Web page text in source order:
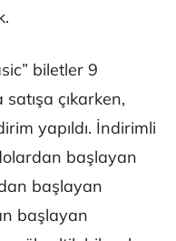
biletler 9
çıkarken,
yapıldı. İndirimli
başlayan
başlayan
başlayan